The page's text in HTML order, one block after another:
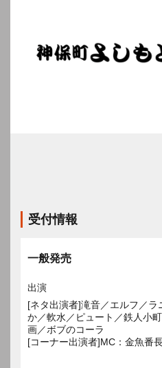
受付情報
一般発売
出演
[ネタ出演者]滝音／エルフ／
か／軟水／ピュート／鉄人小
画／ボブのコーラ
[コーナー出演者]MC：金魚番